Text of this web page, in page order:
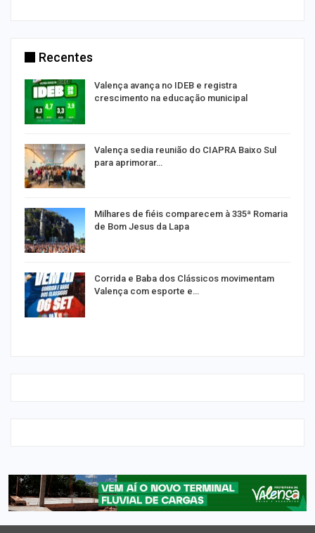
Recentes
Valença avança no IDEB e registra
crescimento na educação municipal
Valença sedia reunião do CIAPRA Baixo Sul
para aprimorar…
Milhares de fiéis comparecem à 335ª Romaria
de Bom Jesus da Lapa
Corrida e Baba dos Clássicos movimentam
Valença com esporte e…